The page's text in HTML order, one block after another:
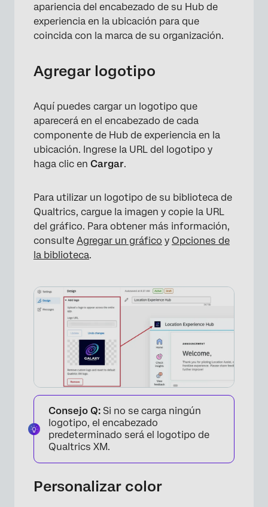
apariencia del encabezado de su Hub de
experiencia en la ubicación para que
coincida con la marca de su organización.
Agregar logotipo
Aquí puedes cargar un logotipo que
aparecerá en el encabezado de cada
componente de Hub de experiencia en la
ubicación. Ingrese la URL del logotipo y
haga clic en Cargar.
Para utilizar un logotipo de su biblioteca de
Qualtrics, cargue la imagen y copie la URL
del gráfico. Para obtener más información,
consulte Agregar un gráfico y Opciones de
la biblioteca.
Consejo Q: Si no se carga ningún
logotipo, el encabezado
predeterminado será el logotipo de
Qualtrics XM.
Personalizar color